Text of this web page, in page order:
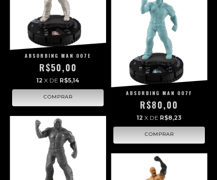
ABSORBING MAN 007E
R$50,00
12 X DE R$5,14
ABSORBING MAN 007F
R$80,00
12 X DE R$8,23